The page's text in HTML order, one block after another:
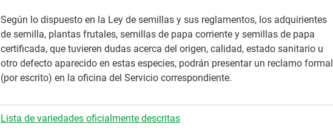
Según lo dispuesto en la Ley de semillas y sus reglamentos, los adquirientes
de semilla, plantas frutales, semillas de papa corriente y semillas de papa
certificada, que tuvieren dudas acerca del origen, calidad, estado sanitario u
otro defecto aparecido en estas especies, podrán presentar un reclamo formal
(por escrito) en la oficina del Servicio correspondiente.
Lista de variedades oficialmente descritas